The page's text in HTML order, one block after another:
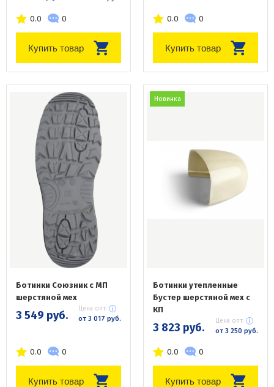
0.0 0
Купить товар
0.0 0
Купить товар
Ботинки Союзник с МП
шерстяной мех
3 549 руб. Цена опт:
от 3 017 руб.
0.0 0
Купить товар
Новинка
Ботинки утепленные
Бустер шерстяной мех с
КП
3 823 руб. Цена опт:
от 3 250 руб.
0.0 0
Купить товар